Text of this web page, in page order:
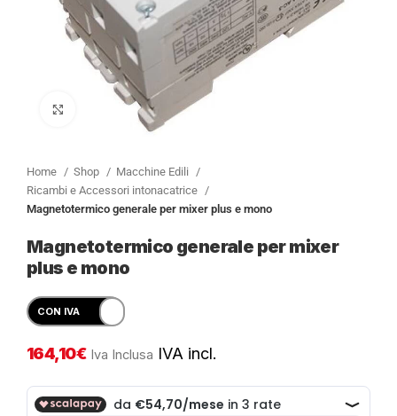
Clicca per ingrandire
Home Shop
Macchine Edili
Ricambi e Accessori intonacatrice
Magnetotermico generale per mixer plus e mono
Magnetotermico generale per mixer
plus e mono
164,10€ Iva Inclusa IVA incl.